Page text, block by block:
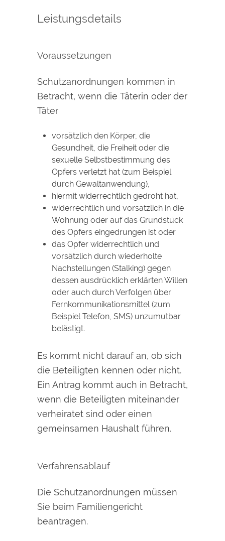
Leistungsdetails
Voraussetzungen
Schutzanordnungen kommen in
Betracht, wenn die Täterin oder der
Täter
vorsätzlich den Körper, die
Gesundheit, die Freiheit oder die
sexuelle Selbstbestimmung des
Opfers verletzt hat (zum Beispiel
durch Gewaltanwendung),
hiermit widerrechtlich gedroht hat,
widerrechtlich und vorsätzlich in die
Wohnung oder auf das Grundstück
des Opfers eingedrungen ist oder
das Opfer widerrechtlich und
vorsätzlich durch wiederholte
Nachstellungen (Stalking) gegen
dessen ausdrücklich erklärten Willen
oder auch durch Verfolgen über
Fernkommunikationsmittel(zum
Beispiel Telefon, SMS) unzumutbar
belästigt.
Es kommt nicht darauf an, ob sich
die Beteiligten kennen oder nicht.
Ein Antrag kommt auch in Betracht,
wenn die Beteiligten miteinander
verheiratet sind oder einen
gemeinsamen Haushalt führen.
Verfahrensablauf
Die Schutzanordnungen müssen
Sie beim Familiengericht
beantragen.